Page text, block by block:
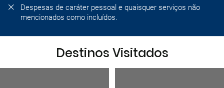
Despesas de caráter pessoal e quaisquer serviços não
mencionados como incluídos.
Destinos Visitados